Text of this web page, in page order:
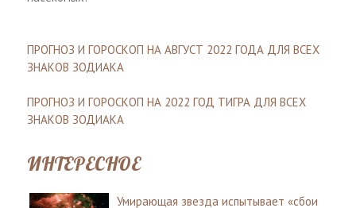
ПРОГНОЗ И ГОРОСКОП НА АВГУСТ 2022 ГОДА ДЛЯ ВСЕХ
ЗНАКОВ ЗОДИАКА
ПРОГНОЗ И ГОРОСКОП НА 2022 ГОД ТИГРА ДЛЯ ВСЕХ
ЗНАКОВ ЗОДИАКА
ИНТЕРЕСНОЕ
Умирающая звезда испытывает «сбои